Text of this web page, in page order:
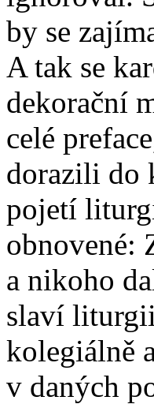
by se
A tak se
dekorační
celé
dorazili do
pojetí
obnovené:
a nikoho
slaví
kolegiálně
v daných